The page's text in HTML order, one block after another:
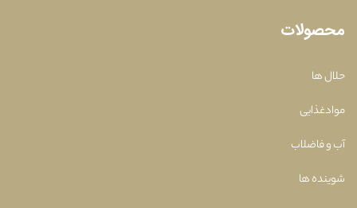
محصولات
حلال ها
موادغذایی
آب و فاضلاب
شوینده ها